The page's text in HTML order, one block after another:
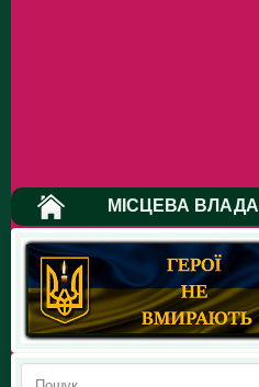
МІСЦЕВА ВЛАДА